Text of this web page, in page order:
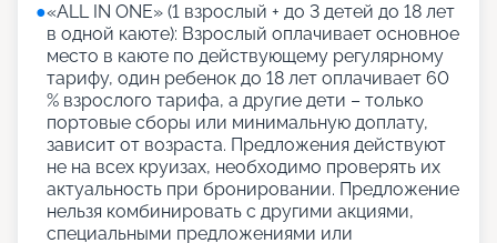
●«АLL IN ONE» (1 взрослый + до 3 детей до 18 лет
в одной каюте): Взрослый оплачивает основное
место в каюте по действующему регулярному
тарифу, один ребенок до 18 лет оплачивает 60
% взрослого тарифа, а другие дети – только
портовые сборы или минимальную доплату,
зависит от возраста. Предложения действуют
не на всех круизах, необходимо проверять их
актуальность при бронировании. Предложение
нельзя комбинировать с другими акциями,
специальными предложениями или